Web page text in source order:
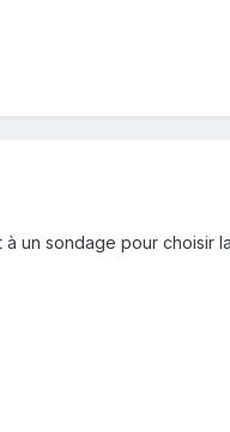
un sondage pour choisir